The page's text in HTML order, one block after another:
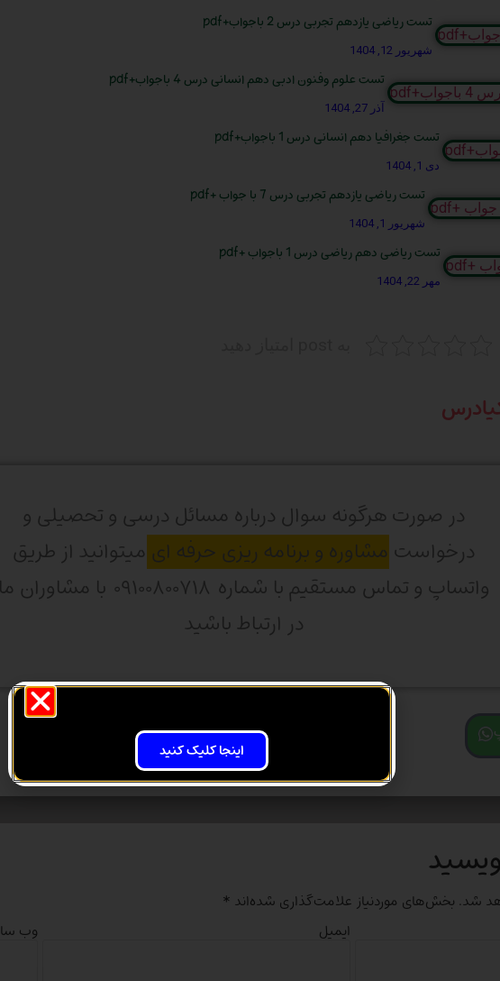
تست ریاضی یازدهم تجربی درس 2 باجواب+pdf
شهریور 12, 1404
تست علوم وفنون ادبی دهم انسانی درس 4 باجواب+pdf
آذر 27, 1404
تست جغرافیا دهم انسانی درس 1 باجواب+pdf
دی 1, 1404
تست ریاضی یازدهم تجربی درس 7 با جواب +pdf
شهریور 1, 1404
تست ریاضی دهم ریاضی درس 1 باجواب +pdf
مهر 22, 1404
در صورت هرگونه سوال درباره مسائل درسی و تحصیلی و
درخواست مشاوره و برنامه ریزی حرفه ای میتوانید از طریق
واتساپ و تماس مستقیم با شماره ۰۹۱۰۰۸۰۰۷۱۸ با
در ارتباط باشید
ارتباط از طریق تماس
شد. بخش‌های موردنیاز علامت‌گذاری شده‌اند *
ایمیل وب‌
اینجا کلیک کنید